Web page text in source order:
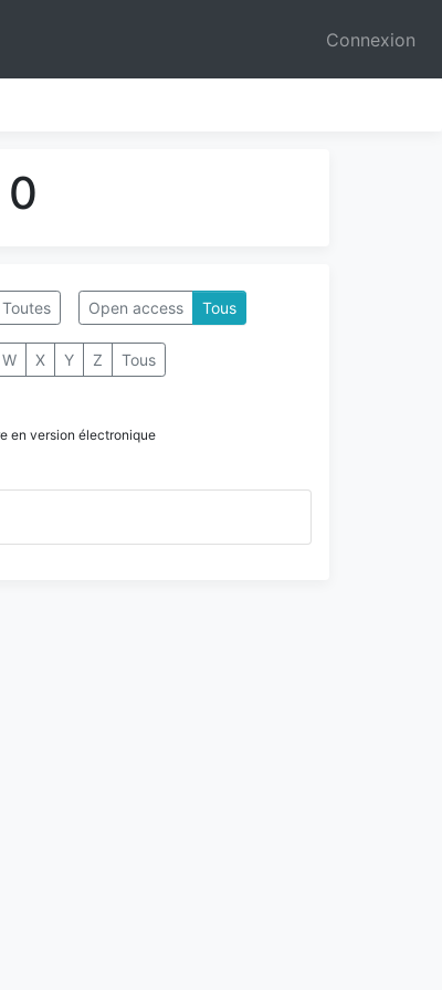
Connexion
Toutes Open access Tous
W X Y Z Tous
en version électronique